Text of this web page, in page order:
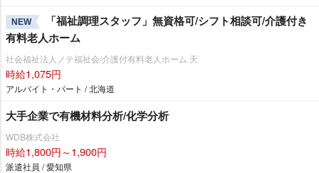
NEW
「福祉調理スタッフ」無資格可/シフト相談可/介護付き
有料老人ホーム
社会福祉法人ノテ福祉会/介護付有料老人ホーム 天
時給1,075円
アルバイト・パート / 北海道
大手企業で有機材料分析/化学分析
WDB株式会社
時給1,800円～1,900円
派遣社員 / 愛知県